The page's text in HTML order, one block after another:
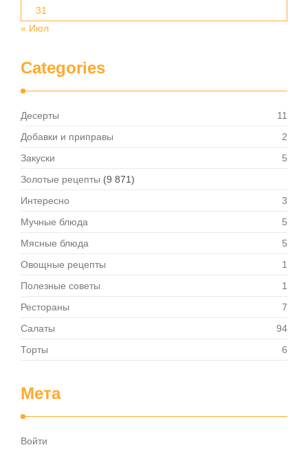
31
« Июл
Categories
Десерты
11
Добавки и приправы
2
Закуски
5
Золотые рецепты (9 871)
Интересно
3
Мучные блюда
5
Мясные блюда
5
Овощные рецепты
1
Полезные советы
1
Рестораны
7
Салаты
94
Торты
6
Мета
Войти